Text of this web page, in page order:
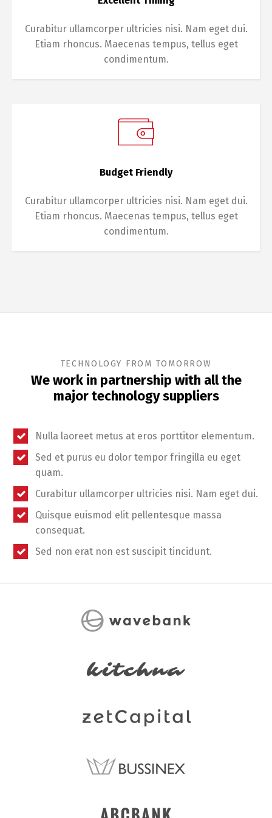
Curabitur ullamcorper ultricies nisi. Nam eget dui.
Etiam rhoncus. Maecenas tempus, tellus eget
condimentum.
Budget Friendly
Curabitur ullamcorper ultricies nisi. Nam eget dui.
Etiam rhoncus. Maecenas tempus, tellus eget
condimentum.
TECHNOLOGY FROM TOMORROW
We work in partnership with all the
major technology suppliers
Nulla laoreet metus at eros porttitor elementum.
Sed et purus eu dolor tempor fringilla eu eget
quam.
Curabitur ullamcorper ultricies nisi. Nam eget dui.
Quisque euismod elit pellentesque massa
consequat.
Sed non erat non est suscipit tincidunt.